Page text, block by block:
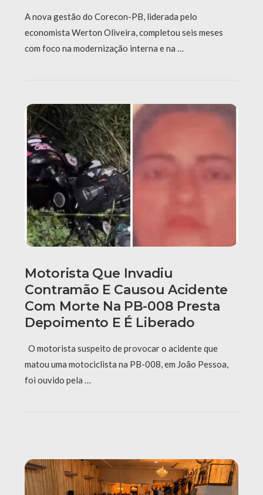
A nova gestão do Corecon-PB, liderada pelo
economista Werton Oliveira, completou seis meses
com foco na modernização interna e na …
Motorista Que Invadiu
Contramão E Causou Acidente
Com Morte Na PB-008 Presta
Depoimento E É Liberado
O motorista suspeito de provocar o acidente que
matou uma motociclista na PB-008, em João Pessoa,
foi ouvido pela …